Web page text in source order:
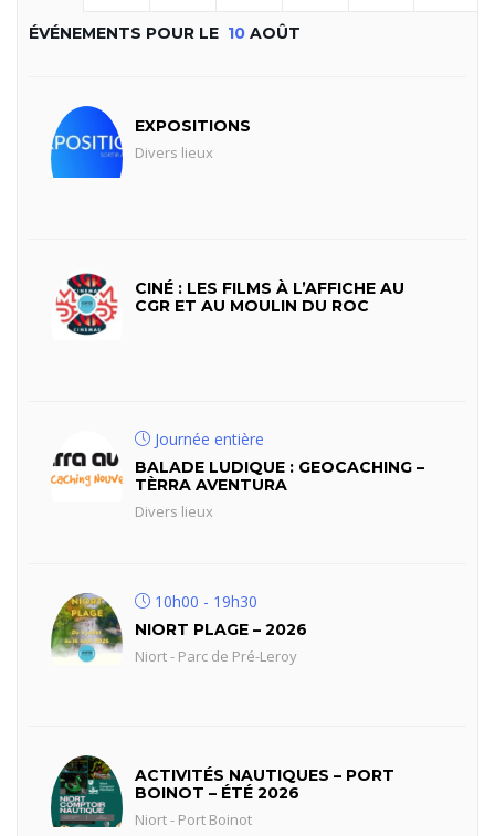
ÉVÉNEMENTS POUR LE 10 AOÛT
EXPOSITIONS
Divers lieux
CINÉ : LES FILMS À L’AFFICHE AU
CGR ET AU MOULIN DU ROC
Journée entière
BALADE LUDIQUE : GEOCACHING –
TÈRRA AVENTURA
Divers lieux
10h00 - 19h30
NIORT PLAGE – 2026
Niort - Parc de Pré-Leroy
ACTIVITÉS NAUTIQUES – PORT
BOINOT – ÉTÉ 2026
Niort - Port Boinot